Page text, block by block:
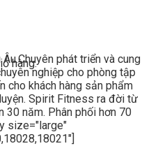
hàng.
phát triển và cung
nghiệp cho phòng tập
cho khách hàng sản phẩm
Spirit Fitness ra đời từ
năm. Phân phối hơn 70
size="large"